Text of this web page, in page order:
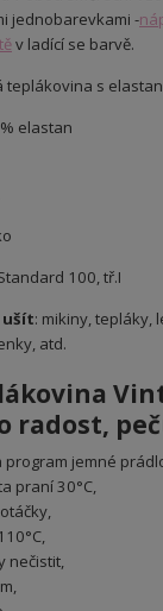
jednobarevkami -
v ladící se barvě.
teplákovina s
elastan
100, tř.I
ušít: mikiny, tepláky,
atd.
radost,
program jemné
praní 30°C,
nečistit,